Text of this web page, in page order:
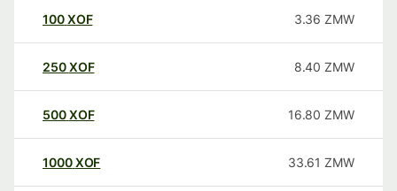
100XOF 3.36 ZMW
250XOF 8.40 ZMW
500XOF 16.80 ZMW
1000XOF 33.61 ZMW